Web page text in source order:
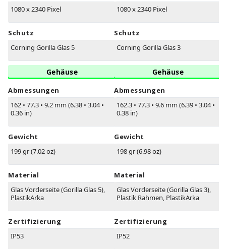
1080 x 2340 Pixel
Schutz
Corning Gorilla Glas 5
Gehäuse
Abmessungen
162 • 77.3 • 9.2 mm (6.38 • 3.04•
0.36 in)
Gewicht
199 gr (7.02 oz)
Material
Glas Vorderseite (Gorilla Glas 5),
PlastikArka
Zertifizierung
IP53
1080 x 2340 Pixel
Schutz
Corning Gorilla Glas 3
Gehäuse
Abmessungen
162.3 • 77.3 • 9.6 mm (6.39 • 3.04•
0.38 in)
Gewicht
198 gr (6.98 oz)
Material
Glas Vorderseite (Gorilla Glas 3),
Plastik Rahmen, PlastikArka
Zertifizierung
IP52